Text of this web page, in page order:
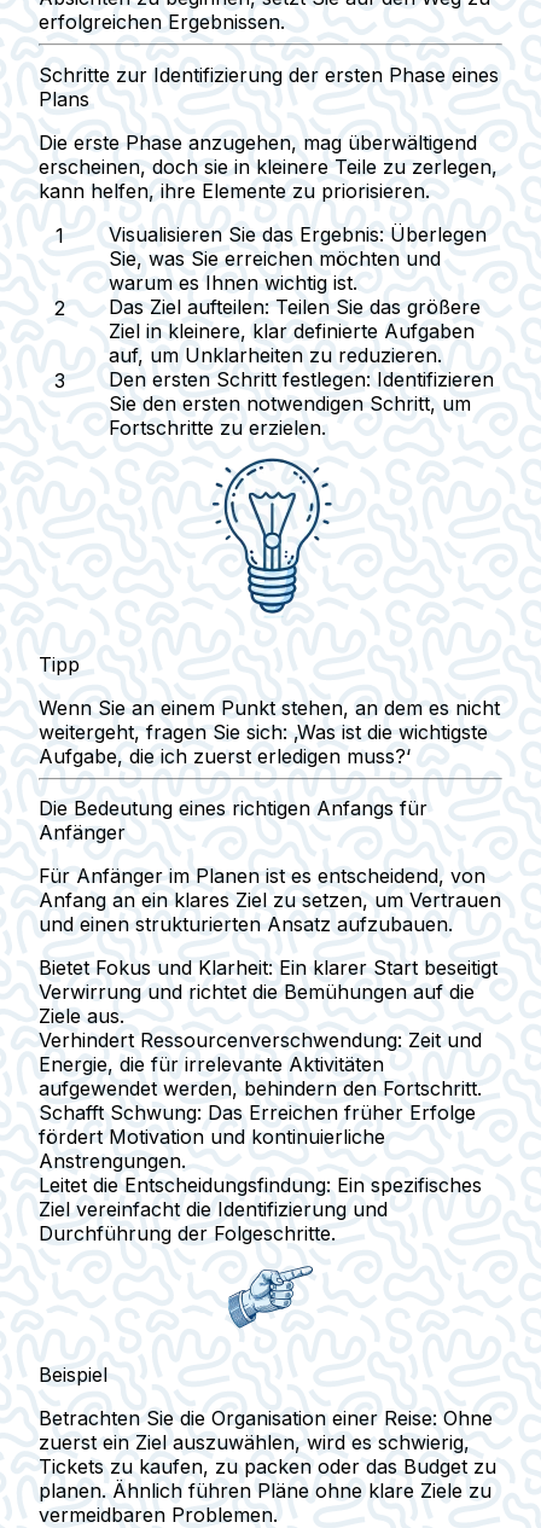
erfolgreichen Ergebnissen.
Schritte zur Identifizierung der ersten Phase eines
Plans
Die erste Phase anzugehen, mag überwältigend
erscheinen, doch sie in kleinere Teile zu zerlegen,
kann helfen, ihre Elemente zu priorisieren.
Visualisieren Sie das Ergebnis: Überlegen
Sie, was Sie erreichen möchten und
warum es Ihnen wichtig ist.
Das Ziel aufteilen: Teilen Sie das größere
Ziel in kleinere, klar definierte Aufgaben
auf, um Unklarheiten zu reduzieren.
Den ersten Schritt festlegen: Identifizieren
Sie den ersten notwendigen Schritt, um
Fortschritte zu erzielen.
Tipp
Wenn Sie an einem Punkt stehen, an dem es nicht
weitergeht, fragen Sie sich: ‚Was ist die wichtigste
Aufgabe, die ich zuerst erledigen muss?‘
Die Bedeutung eines richtigen Anfangs für
Anfänger
Für Anfänger im Planen ist es entscheidend, von
Anfang an ein klares Ziel zu setzen, um Vertrauen
und einen strukturierten Ansatz aufzubauen.
Bietet Fokus und Klarheit: Ein klarer Start beseitigt
Verwirrung und richtet die Bemühungen auf die
Ziele aus.
Verhindert Ressourcenverschwendung: Zeit und
Energie, die für irrelevante Aktivitäten
aufgewendet werden, behindern den Fortschritt.
Schafft Schwung: Das Erreichen früher Erfolge
fördert Motivation und kontinuierliche
Anstrengungen.
Leitet die Entscheidungsfindung: Ein spezifisches
Ziel vereinfacht die Identifizierung und
Durchführung der Folgeschritte.
Beispiel
Betrachten Sie die Organisation einer Reise: Ohne
zuerst ein Ziel auszuwählen, wird es schwierig,
Tickets zu kaufen, zu packen oder das Budget zu
planen. Ähnlich führen Pläne ohne klare Ziele zu
vermeidbaren Problemen.